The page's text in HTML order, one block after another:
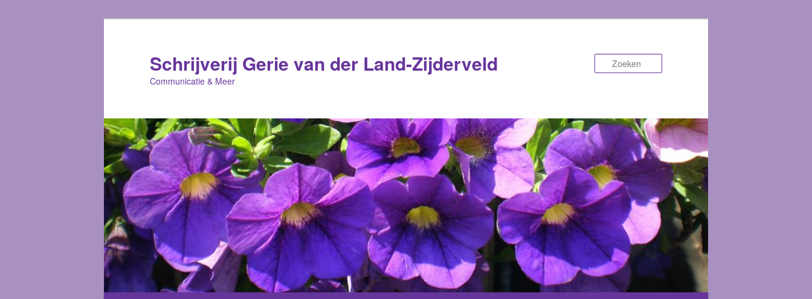
Schrijverij Gerie van der Land-Zijderveld
Communicatie & Meer